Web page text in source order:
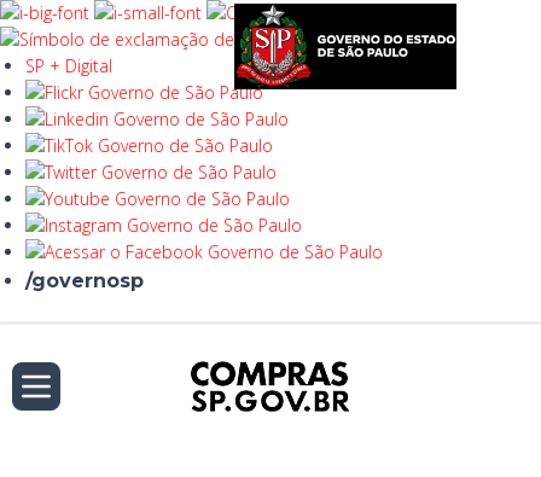
SP + Digital
/governosp